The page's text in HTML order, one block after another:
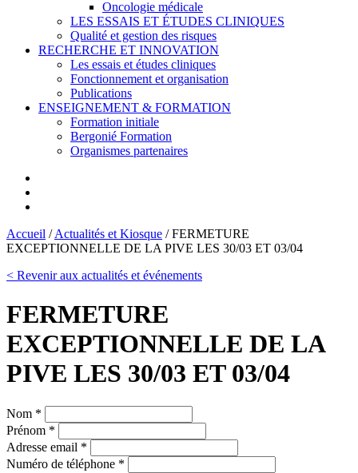
Oncologie médicale
LES ESSAIS ET ÉTUDES CLINIQUES
Qualité et gestion des risques
RECHERCHE ET INNOVATION
Les essais et études cliniques
Fonctionnement et organisation
Publications
ENSEIGNEMENT & FORMATION
Formation initiale
Bergonié Formation
Organismes partenaires
Accueil /Actualités et Kiosque /FERMETURE
EXCEPTIONNELLE DE LA PIVE LES 30/03 ET 03/04
< Revenir aux actualités et événements
FERMETURE
EXCEPTIONNELLE DE LA
PIVE LES 30/03 ET 03/04
Nom *
Prénom *
Adresse email *
Numéro de téléphone *